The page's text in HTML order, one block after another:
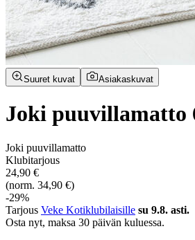
Suuret kuvat Asiakaskuvat
Joki puuvillamatto
Joki puuvillamatto
Klubitarjous
24,90 €
(norm. 34,90 €)
-29%
Tarjous Veke Kotiklubilaisille su 9.8. asti.
Osta nyt, ­maksa 30 päivän kuluessa.